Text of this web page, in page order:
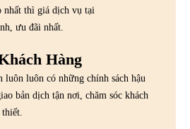
nhất thì giá dịch vụ tại
ưu đãi nhất.
Hàng
luôn luôn có những chính sách hậu
bản dịch tận nơi, chăm sóc khách
thiết.